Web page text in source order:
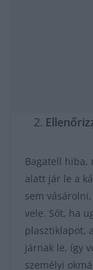
Bagatell hiba,
alatt jár le a
sem
vele. Sőt, ha
plasztiklapot,
járnak le, így
személyi